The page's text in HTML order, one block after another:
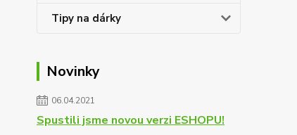
Tipy na dárky
Novinky
06.04.2021
Spustili jsme novou verzi ESHOPU!